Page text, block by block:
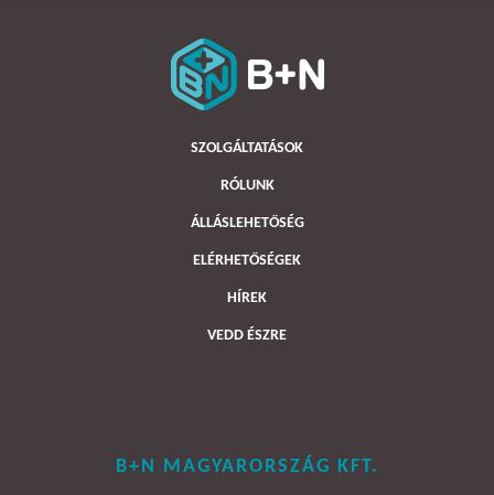
SZOLGÁLTATÁSOK
RÓLUNK
ÁLLÁSLEHETŐSÉG
ELÉRHETŐSÉGEK
HÍREK
VEDD ÉSZRE
B+N MAGYARORSZÁG KFT.